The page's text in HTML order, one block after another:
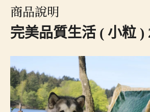
商品說明
完美品質生活 ( 小粒 )